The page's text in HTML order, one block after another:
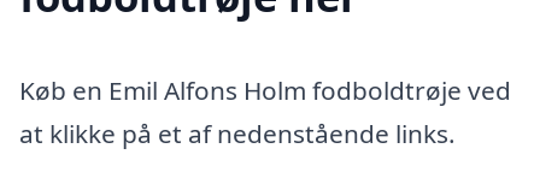
Køb en Emil Alfons Holm fodboldtrøje ved
at klikke på et af nedenstående links.